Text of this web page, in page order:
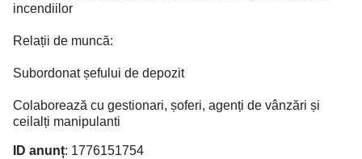
incendiilor
Relații de muncă:
Subordonat șefului de depozit
Colaborează cu gestionari, șoferi, agenți de vânzări și
ceilalți manipulanti
ID anunț: 1776151754